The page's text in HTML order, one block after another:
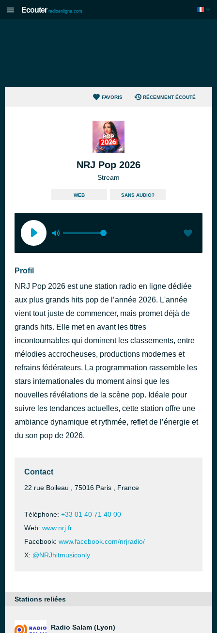
Ecouter radioenligne.com
FAVORIS RÉCEMMENT ÉCOUTÉ
NRJ Pop 2026
Stream
WEB SANS AUDIO?
Profil
NRJ Pop 2026 est une station radio en ligne dédiée
aux plus grands hits pop de l’année 2026. L'année
vient tout juste de commencer, mais promet déjà de
grands hits. Elle met en avant les titres
incontournables qui dominent les classements, entre
mélodies accrocheuses, productions modernes et
refrains fédérateurs. La programmation rassemble les
stars internationales du moment ainsi que les
nouvelles révélations de la scène pop. Idéale pour
suivre les tendances actuelles, cette station offre une
ambiance dynamique et rythmée, reflet de l’énergie et
du son pop de 2026.
Contact
22 rue Boileau , 75016 Paris , France
Téléphone: +33 01 40 71 40 00
Web: www.nrj.fr
Facebook: www.facebook.com/nrjradio/
X: @NRJhitmusiconly
Stations reliées
Radio Salam (Lyon)